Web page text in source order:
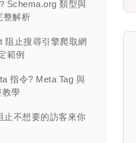
SEO 關鍵趨勢：從
競爭
：雙 11、母親節活
合策略｜台灣社群
Schema.org 類型與
整解析
阻止搜尋引擎爬取網
範例
指令? Meta Tag 與
教學
不想要的訪客來你